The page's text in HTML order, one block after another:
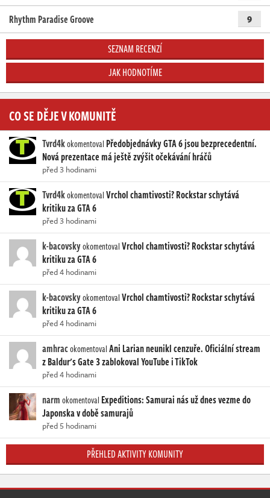
Rhythm Paradise Groove 9
SEZNAM RECENZÍ
JAK HODNOTÍME
CO SE DĚJE V KOMUNITĚ
Tvrd4kokomentoval Předobjednávky GTA 6 jsou bezprecedentní.
Nová prezentace má ještě zvýšit očekávání hráčů
před 3 hodinami
Tvrd4kokomentovalVrchol chamtivosti? Rockstar schytává
kritiku za GTA 6
před 3 hodinami
k-bacovskyokomentovalVrchol chamtivosti? Rockstar schytává
kritiku za GTA 6
před 4 hodinami
k-bacovskyokomentovalVrchol chamtivosti? Rockstar schytává
kritiku za GTA 6
před 4 hodinami
amhracokomentovalAni Larian neunikl cenzuře. Oficiální stream
z Baldur's Gate 3 zablokoval YouTube i TikTok
před 4 hodinami
narmokomentoval Expeditions: Samurai nás už dnes vezme do
Japonska v době samurajů
před 5 hodinami
PŘEHLED AKTIVITY KOMUNITY